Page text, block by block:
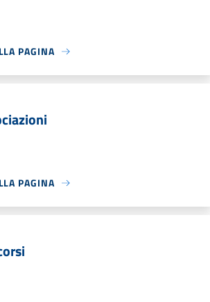
PAGINA
PAGINA